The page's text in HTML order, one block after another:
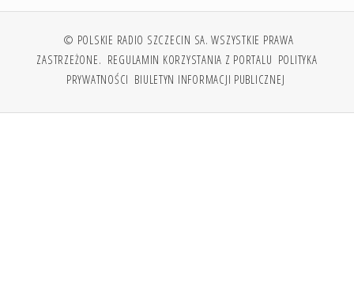
© POLSKIE RADIO SZCZECIN SA. WSZYSTKIE PRAWA
ZASTRZEŻONE. REGULAMIN KORZYSTANIA Z PORTALU POLITYKA
PRYWATNOŚCI BIULETYN INFORMACJI PUBLICZNEJ